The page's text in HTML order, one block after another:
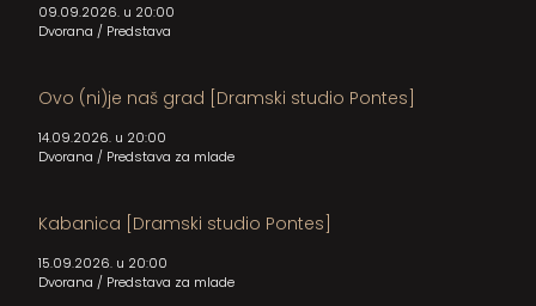
09.09.2026. u 20:00
Dvorana / Predstava
Ovo (ni)je naš grad [Dramski studio Pontes]
14.09.2026. u 20:00
Dvorana / Predstava za mlade
Kabanica [Dramski studio Pontes]
15.09.2026. u 20:00
Dvorana / Predstava za mlade